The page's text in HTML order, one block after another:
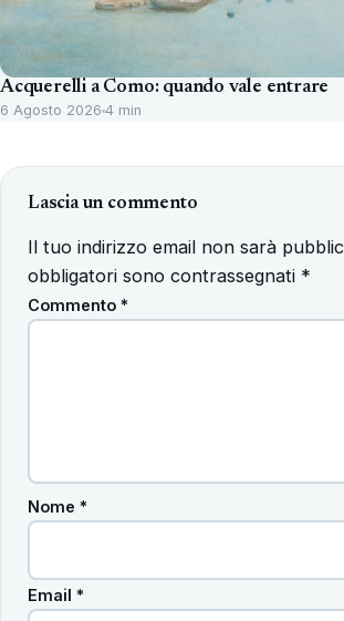
Acquerelli a Como: quando vale entrare
6 Agosto 2026 4 min
Lascia un commento
Il tuo indirizzo email non sarà
obbligatori sono contrassegnati *
Commento *
Nome *
Email *